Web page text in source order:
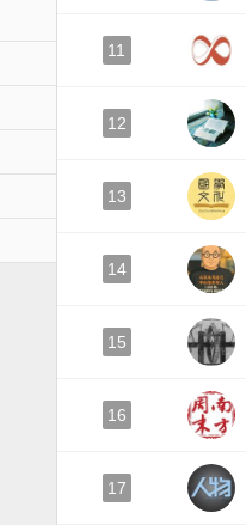
11
12
13
14
15
16
17